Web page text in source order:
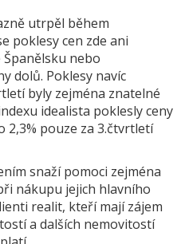
utrpěl během
poklesy cen zde ani
nebo
dolů. Poklesy navíc
byly zejména znatelné
idealista poklesly ceny
2,3% pouze za 3.čtvrtletí
snaží pomoci zejména
nákupu jejich hlavního
realit, kteří mají zájem
a dalších nemovitostí